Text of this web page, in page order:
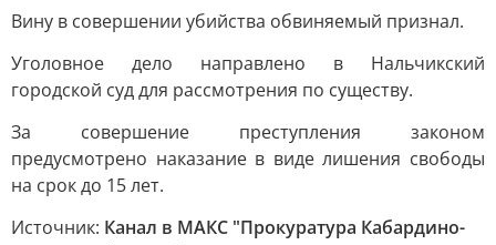
Вину в совершении убийства обвиняемый признал.
Уголовное дело направлено в Нальчикский
городской суд для рассмотрения по существу.
За совершение преступления законом
предусмотрено наказание в виде лишения свободы
на срок до 15 лет.
Источник: Канал в МАКС "Прокуратура Кабардино-